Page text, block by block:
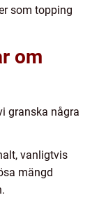
som topping
om
granska några
vanligtvis
mängd